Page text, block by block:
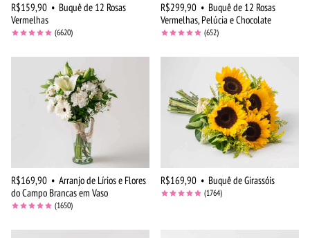
R$159,90 • Buquê de 12 Rosas
Vermelhas
(6620)
R$299,90 • Buquê de 12 Rosas
Vermelhas, Pelúcia e Chocolate
(652)
R$169,90 • Arranjo de Lírios e Flores
do Campo Brancas em Vaso
(1650)
R$169,90 • Buquê de Girassóis
(1764)